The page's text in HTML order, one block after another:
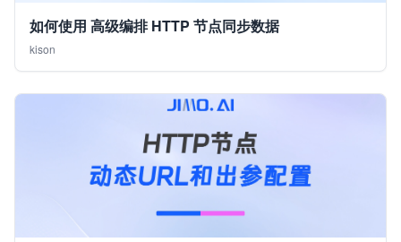
如何使用 高级编排 HTTP 节点同步数据
kison